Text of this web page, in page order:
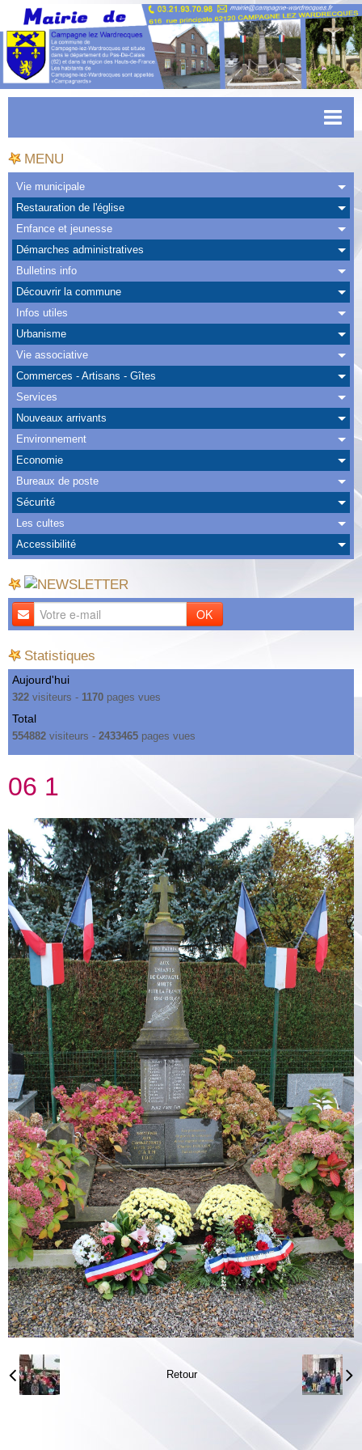
Accueil
Actualités
Facebook
CAPSO
Urbanisme
Transports
Agenda
Albums
Nous Contacter
MENU
Vie municipale
Restauration de l'église
Enfance et jeunesse
Démarches administratives
Bulletins info
Découvrir la commune
Infos utiles
Urbanisme
Vie associative
Commerces - Artisans - Gîtes
Services
Nouveaux arrivants
Environnement
Economie
Bureaux de poste
Sécurité
Les cultes
Accessibilité
OK
Statistiques
Aujourd'hui
322 visiteurs - 1170 pages vues
Total
554882 visiteurs - 2433465 pages vues
06 1
Retour